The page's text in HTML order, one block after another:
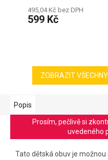
495,04 Kč bez DPH
599 Kč
ZOBRAZIT
Popis
Prosím, pečlivě si
uvedeného
Tato dětská obuv je